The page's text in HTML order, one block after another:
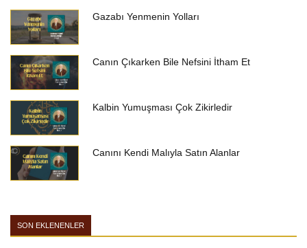
Gazabı Yenmenin Yolları
Canın Çıkarken Bile Nefsini İtham Et
Kalbin Yumuşması Çok Zikirledir
Canını Kendi Malıyla Satın Alanlar
SON EKLENENLER